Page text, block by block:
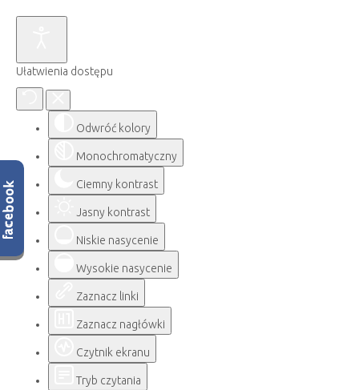
Ułatwienia dostępu
Odwróć kolory
Monochromatyczny
Ciemny kontrast
Jasny kontrast
Niskie nasycenie
Wysokie nasycenie
Zaznacz linki
Zaznacz nagłówki
Czytnik ekranu
Tryb czytania